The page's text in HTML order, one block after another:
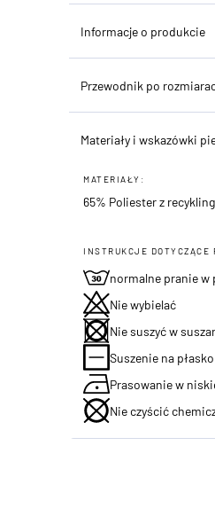
Informacje o produkcie
Przewodnik po
Materiały i wskazówki
MATERIAŁY:
65% Poliester z
INSTRUKCJE DOTYCZĄCE
normalne pranie w
Nie wybielać
Nie suszyć w
Suszenie na płasko
Prasowanie w
Nie czyścić